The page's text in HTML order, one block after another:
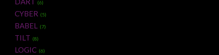
(6)
CYBER (5)
BABEL (7)
TILT (8)
LOGIC (6)